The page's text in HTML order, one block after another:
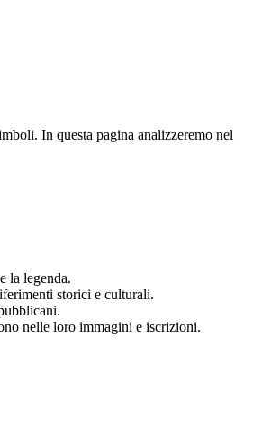
In questa pagina analizzeremo nel
la legenda.
storici e culturali.
nelle loro immagini e iscrizioni.